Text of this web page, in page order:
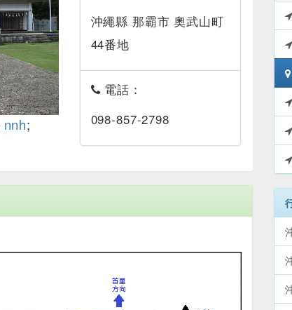
nnh;
沖繩縣 那霸市 奧武山町
44番地
電話：
098-857-2798